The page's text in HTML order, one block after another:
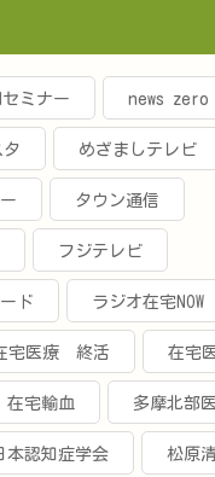
セミナー news zero
めざましテレビ
タウン通信
フジテレビ
ド ラジオ在宅NOW
宅医療 終活 在宅
在宅輸血 多摩北部
本認知症学会 松原